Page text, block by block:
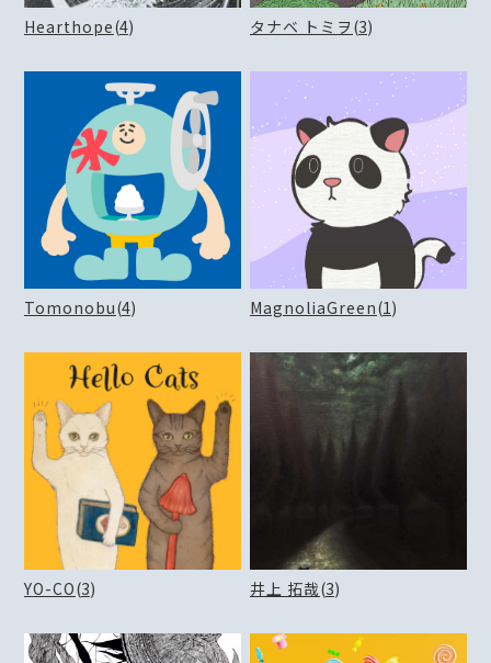
Hearthope(4) タナベ トミヲ(3)
Tomonobu(4) MagnoliaGreen(1)
YO-CO(3) 井上 拓哉(3)